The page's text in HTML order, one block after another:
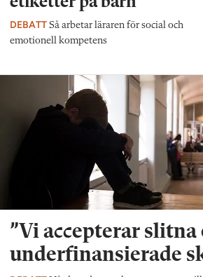
DEBATT Så arbetar läraren för social och
emotionell kompetens
”Vi accepterar slitna
underfinansierade